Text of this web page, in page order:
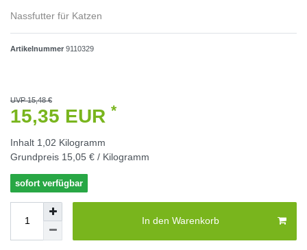
Nassfutter für Katzen
Artikelnummer 9110329
UVP 15,48 €
15,35 EUR *
Inhalt 1,02 Kilogramm
Grundpreis 15,05 € / Kilogramm
sofort verfügbar
In den Warenkorb